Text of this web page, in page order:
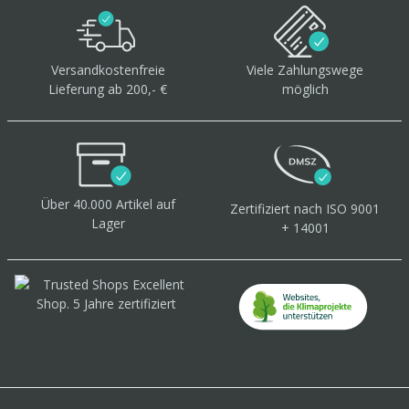
Versandkostenfreie
Lieferung ab 200,- €
Viele Zahlungswege
möglich
Über 40.000 Artikel auf
Lager
Zertifiziert nach ISO 9001
+ 14001